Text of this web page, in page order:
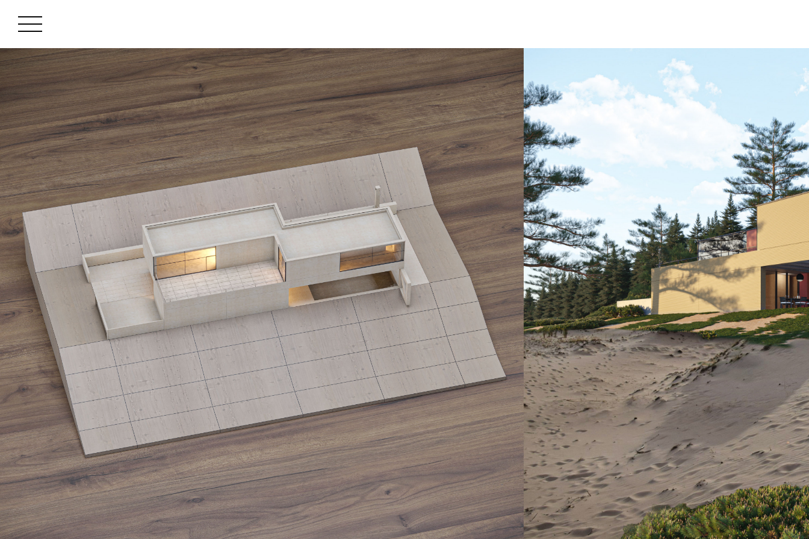
HOME
ARCHITEKTURA
WIZUALIZACJE
INWESTYCJE
KONTAKT